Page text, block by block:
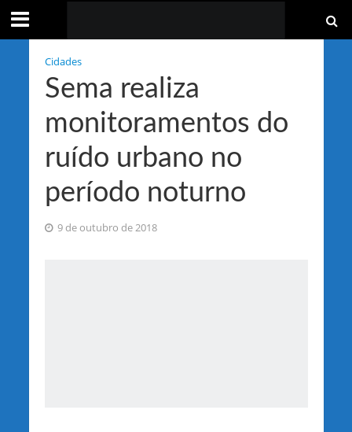
Cidades
Sema realiza
monitoramentos do
ruído urbano no
período noturno
9 de outubro de 2018